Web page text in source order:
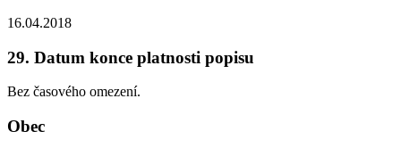
16.04.2018
29. Datum konce platnosti popisu
Bez časového omezení.
Obec